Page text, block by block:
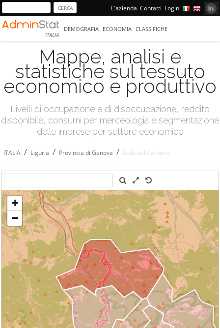
L'azienda Contatti Login
ITALIA
DEMOGRAFIA ECONOMIA CLASSIFICHE
Mappe, analisi e
statistiche sul tessuto
economico e produttivo
Livelli di occupazione e di disoccupazione, reddito
disponibile, consumi per merceologia e segmentazione
delle imprese per settore economico
ITALIA / Liguria / Provincia di Genova / Isola del Cantone